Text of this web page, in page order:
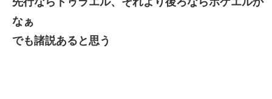
なぁ
でも諸説あると思う